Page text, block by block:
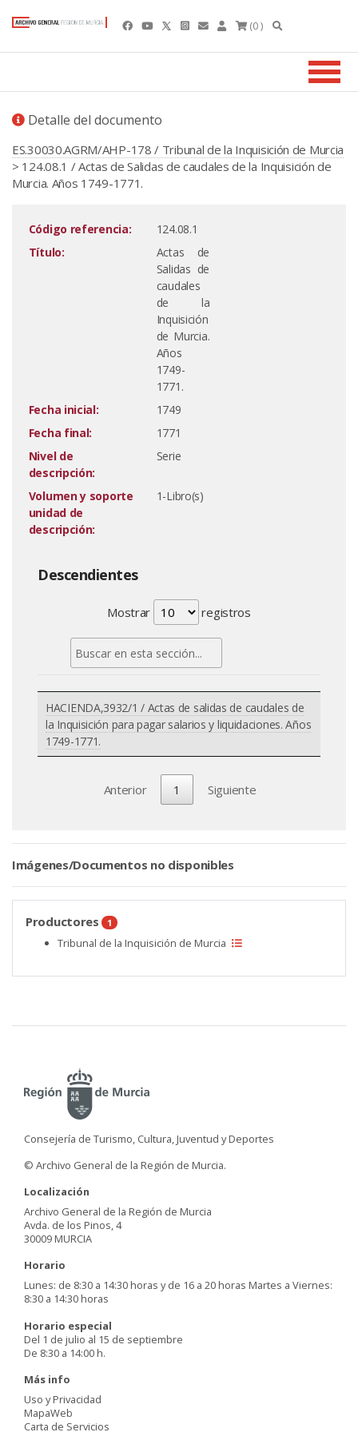
(0 )
Detalle del documento
ES.30030.AGRM/AHP-178 / Tribunal de la Inquisición de Murcia
> 124.08.1 / Actas de Salidas de caudales de la Inquisición de
Murcia. Años 1749-1771.
Código referencia:
124.08.1
Título:
Actas de
Salidas de
caudales
de la
Inquisición
de Murcia.
Años
1749-
1771.
Fecha inicial:
1749
Fecha final:
1771
Nivel de
descripción:
Serie
Volumen y soporte
unidad de
descripción:
1-Libro(s)
Descendientes
Mostrar registros
HACIENDA,3932/1 / Actas de salidas de caudales de
la Inquisición para pagar salarios y liquidaciones. Años
1749-1771.
Anterior 1 Siguiente
Imágenes/Documentos no disponibles
Productores 1
Tribunal de la Inquisición de Murcia
Consejería de Turismo, Cultura, Juventud y Deportes
© Archivo General de la Región de Murcia.
Localización
Archivo General de la Región de Murcia
Avda. de los Pinos, 4
30009 MURCIA
Horario
Lunes: de 8:30 a 14:30 horas y de 16 a 20 horas Martes a Viernes:
8:30 a 14:30 horas
Horario especial
Del 1 de julio al 15 de septiembre
De 8:30 a 14:00 h.
Más info
Uso y Privacidad
MapaWeb
Carta de Servicios